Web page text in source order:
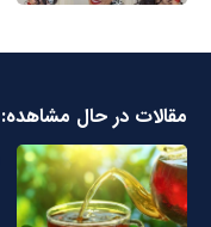
مقالات در حال مشاهده: